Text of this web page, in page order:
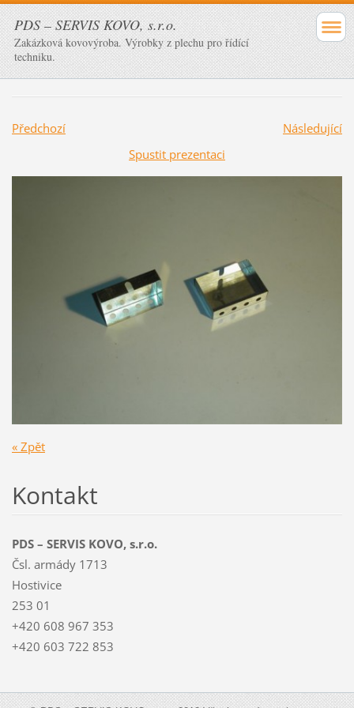
PDS – SERVIS KOVO, s.r.o.
Zakázková kovovýroba. Výrobky z plechu pro řídící
techniku.
Předchozí
Následující
Spustit prezentaci
« Zpět
Kontakt
PDS – SERVIS KOVO, s.r.o.
Čsl. armády 1713
Hostivice
253 01
+420 608 967 353
+420 603 722 853